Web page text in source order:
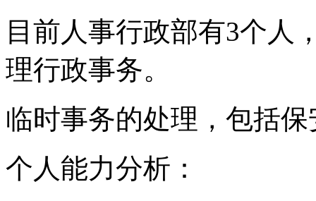
目前人事行政部有3个人
理行政事务。
临时事务的处理，包括
个人能力分析：